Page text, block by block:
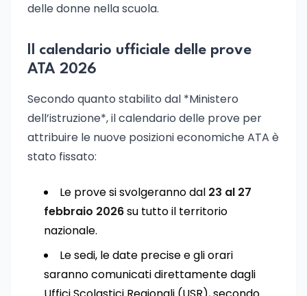
delle donne nella scuola.
Il calendario ufficiale delle prove
ATA 2026
Secondo quanto stabilito dal *Ministero
dell’istruzione*, il calendario delle prove per
attribuire le nuove posizioni economiche ATA è
stato fissato:
Le prove si svolgeranno dal 23 al 27
febbraio 2026su tutto il territorio
nazionale.
Le sedi, le date precise e gli orari
saranno comunicati direttamente dagli